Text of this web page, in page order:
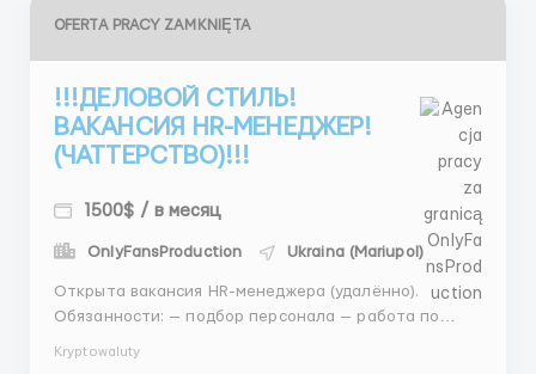
OFERTA PRACY ZAMKNIĘTA
!!!ДЕЛОВОЙ СТИЛЬ!
ВАКАНСИЯ HR-МЕНЕДЖЕР!
(ЧАТТЕРСТВО)!!!
1500$ / в месяц
OnlyFansProduction Ukraina (Mariupol)
Открыта вакансия HR-менеджера (удалённо).
Обязанности: — подбор персонала — работа по
Kryptowaluty